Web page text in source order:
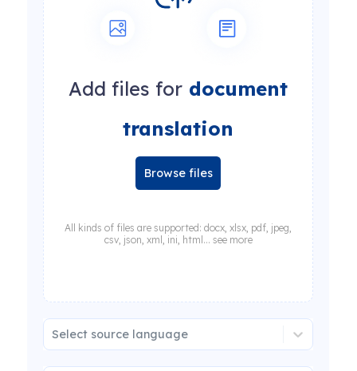
Add files for document
translation
Browse files
All kinds of files are supported: docx, xlsx, pdf, jpeg,
csv, json, xml, ini, html... see more
Select source language